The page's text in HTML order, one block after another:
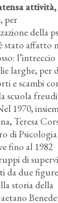
per
della
stato affatto
l’intreccio
larghe, per
e scambi
scuola
1970,
Teresa
di
fino al 1982
di
da due figure
storia della